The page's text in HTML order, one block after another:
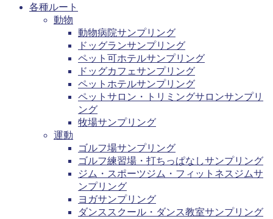
各種ルート
動物
動物病院サンプリング
ドッグランサンプリング
ペット可ホテルサンプリング
ドッグカフェサンプリング
ペットホテルサンプリング
ペットサロン・トリミングサロンサンプリ
ング
牧場サンプリング
運動
ゴルフ場サンプリング
ゴルフ練習場・打ちっぱなしサンプリング
ジム・スポーツジム・フィットネスジムサ
ンプリング
ヨガサンプリング
ダンススクール・ダンス教室サンプリング